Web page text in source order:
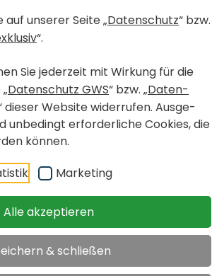
unserer Seite „Daten­schutz“ bzw.
“.
Sie jeder­zeit mit Wirkung für die
Daten­schutz GWS“ bzw. „Daten­
dieser Website wider­rufen. Ausge­
unbe­dingt erfor­der­liche Cookies, die
können.
Marke­ting
Alle akzeptieren
& schließen
<